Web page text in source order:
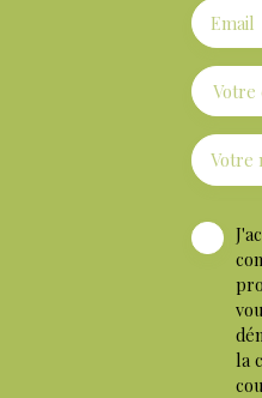
Email
Votre
Votre
la